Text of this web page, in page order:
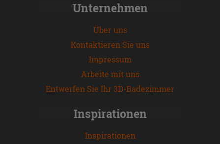
Unternehmen
Über uns
Kontaktieren Sie uns
Impressum
Arbeite mit uns
Entwerfen Sie Ihr 3D-Badezimmer
Inspirationen
Inspirationen